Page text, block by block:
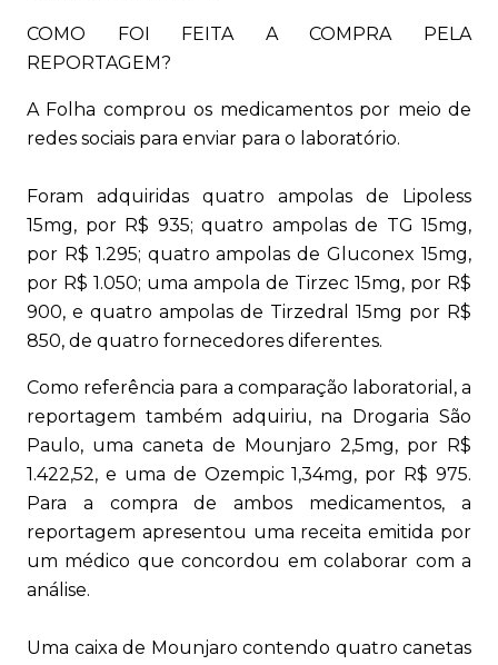
COMO FOI FEITA A COMPRA PELA
REPORTAGEM?
A Folha comprou os medicamentos por meio de
redes sociais para enviar para o laboratório.
Foram adquiridas quatro ampolas de Lipoless
15mg, por R$ 935; quatro ampolas de TG 15mg,
por R$ 1.295; quatro ampolas de Gluconex 15mg,
por R$ 1.050; uma ampola de Tirzec 15mg, por R$
900, e quatro ampolas de Tirzedral 15mg por R$
850, de quatro fornecedores diferentes.
Como referência para a comparação laboratorial, a
reportagem também adquiriu, na Drogaria São
Paulo, uma caneta de Mounjaro 2,5mg, por R$
1.422,52, e uma de Ozempic 1,34mg, por R$ 975.
Para a compra de ambos medicamentos, a
reportagem apresentou uma receita emitida por
um médico que concordou em colaborar com a
análise.
Uma caixa de Mounjaro contendo quatro canetas